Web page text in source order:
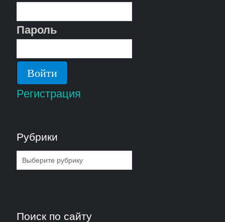
Пароль
Регистрация
Рубрики
Рубрики
Поиск по сайту